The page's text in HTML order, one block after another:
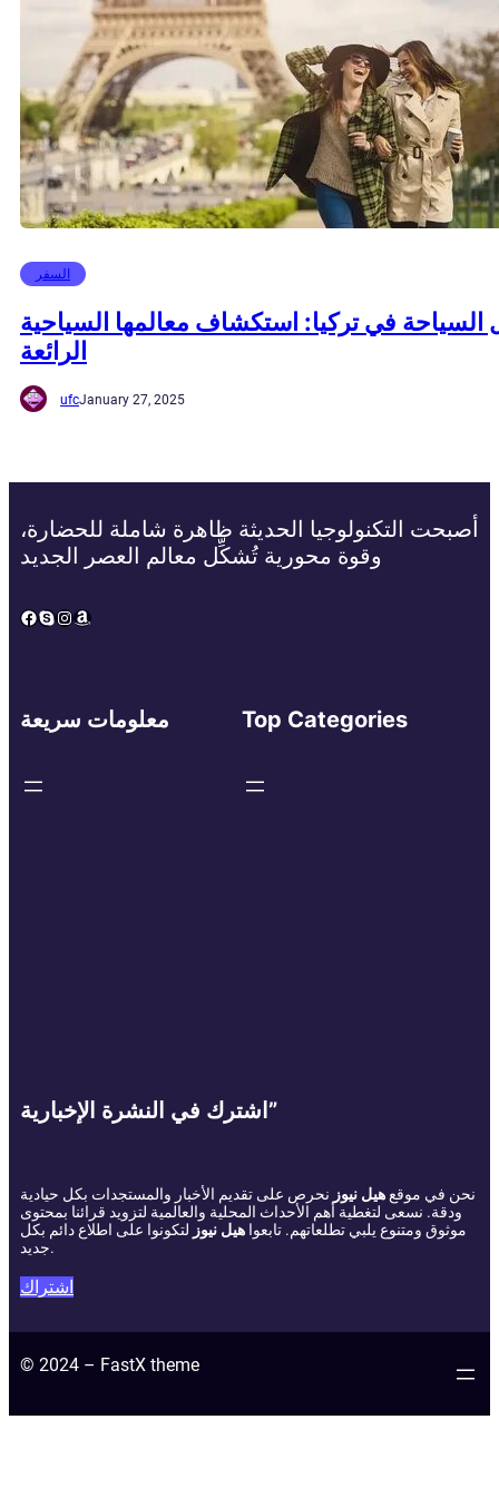
السفر
السياحة في تركيا: استكشاف معالمها السياحية
الرائعة
ufcJanuary 27, 2025
أصبحت التكنولوجيا الحديثة ظاهرة شاملة للحضارة،
وقوة محورية تُشكِّل معالم العصر الجديد
Facebook
Skype
Instagram
Amazon
معلومات سريعة Top Categories
اشترك في النشرة الإخبارية”
نحن في موقعهيل نيوز نحرص على تقديم الأخبار والمستجدات بكل حيادية
ودقة. نسعى لتغطية أهم الأحداث المحلية والعالمية لتزويد قرائنا بمحتوى
موثوق ومتنوع يلبي تطلعاتهم. تابعوا هيل نيوز لتكونوا على اطلاع دائم بكل
جديد.
اشتراك
© 2024 – FastX theme